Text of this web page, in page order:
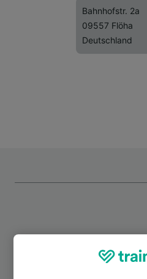
Bahnhofstr. 2a
09557 Flöha
Deutschland